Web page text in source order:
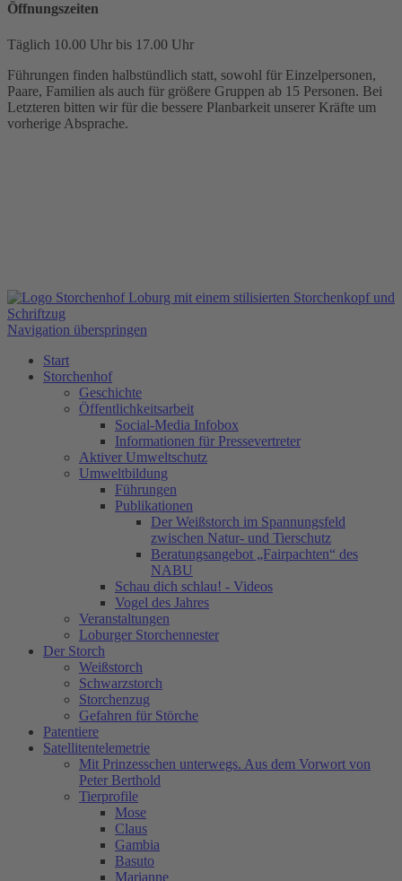
Öffnungszeiten
Täglich 10.00 Uhr bis 17.00 Uhr
Führungen finden halbstündlich statt, sowohl für Einzelpersonen,
Paare, Familien als auch für größere Gruppen ab 15 Personen. Bei
Letzteren bitten wir für die bessere Planbarkeit unserer Kräfte um
vorherige Absprache.
Navigation überspringen
Start
Storchenhof
Geschichte
Öffentlichkeitsarbeit
Social-Media Infobox
Informationen für Pressevertreter
Aktiver Umweltschutz
Umweltbildung
Führungen
Publikationen
Der Weißstorch im Spannungsfeld
zwischen Natur- und Tierschutz
Beratungsangebot „Fairpachten“ des
NABU
Schau dich schlau! - Videos
Vogel des Jahres
Veranstaltungen
Loburger Storchennester
Der Storch
Weißstorch
Schwarzstorch
Storchenzug
Gefahren für Störche
Patentiere
Satellitentelemetrie
Mit Prinzesschen unterwegs. Aus dem Vorwort von
Peter Berthold
Tierprofile
Mose
Claus
Gambia
Basuto
Marianne